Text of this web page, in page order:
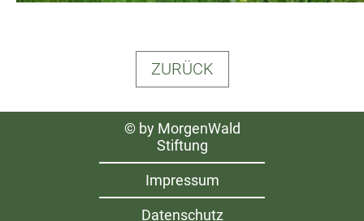
ZURÜCK
© by MorgenWald
Stiftung
Impressum
Datenschutz